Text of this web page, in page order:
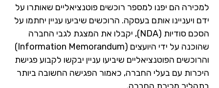
הם יפנו למספר רוכשים פוטנציאליים שאותרו על
ויעניינו אותם בעסקה. הרוכשים שיביעו עניין יחתמו על
הסכם סודיות (NDA), יקבלו את המצגת לגבי החברה
שהוכנה על ידי היועצים (Information Memorandum)
הפוטנציאליים שיביעו עניין יבקשו לקבוע פגישת
עם בעלי החברה, כאמור הפגישה החשובה ביותר